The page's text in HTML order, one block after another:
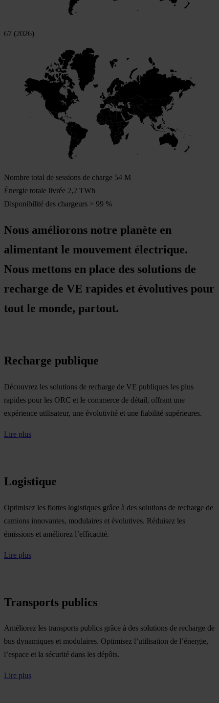
67 (2026)
Nombre total de sessions de charge 54 M
Énergie totale livrée 2,2 TWh
Disponibilité des chargeurs > 99 %
Nous améliorons notre planète en
alimentant le mouvement électrique.
Nous mettons en place des solutions de
recharge de VE rapides et évolutives pour
tout le monde, partout.
Recharge publique
Découvrez les solutions de recharge de VE publiques les plus
rapides pour les ORC et le commerce de détail, offrant une
expérience utilisateur, une évolutivité et une fiabilité supérieures.
Lire plus
Logistique
Optimisez les flottes logistiques grâce à des solutions de recharge de
camions innovantes, modulaires et évolutives. Réduisez les
émissions et améliorez l’efficacité.
Lire plus
Transports publics
Améliorez les transports publics grâce à des solutions de recharge de
bus dynamiques et modulaires. Optimisez l’utilisation de l’énergie,
l’espace et la sécurité dans les dépôts.
Lire plus